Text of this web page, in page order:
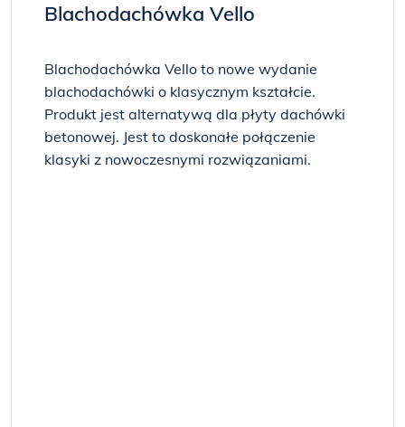
Blachodachówka Vello
Blachodachówka Vello to nowe wydanie
blachodachówki o klasycznym kształcie.
Produkt jest alternatywą dla płyty dachówki
betonowej. Jest to doskonałe połączenie
klasyki z nowoczesnymi rozwiązaniami.